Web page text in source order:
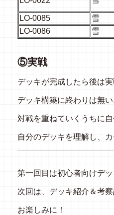
LO-0085
雪
LO-0086
雪
⑤実戦
デッキが完成したら後は実
デッキ構築に終わりは無い
対戦を重ねていくうちに
自分のデッキを理解し、
第一回目は初心者向けデ
次回は、デッキ紹介＆考
お楽しみに！